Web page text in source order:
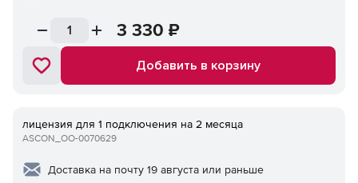
3 330 ₽
Добавить в корзину
лицензия для 1 подключения на 2 месяца
ASCON_ОО-0070629
Доставка на почту 19 августа или раньше